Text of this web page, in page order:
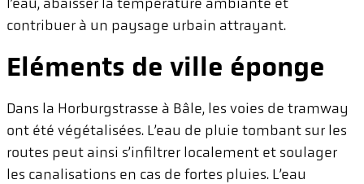
contribuer à un paysage urbain attrayant.
Eléments de ville éponge
Dans la Horburgstrasse à Bâle, les voies de tramway
ont été végétalisées. L’eau de pluie tombant sur les
routes peut ainsi s’infiltrer localement et soulager
les canalisations en cas de fortes pluies. L’eau